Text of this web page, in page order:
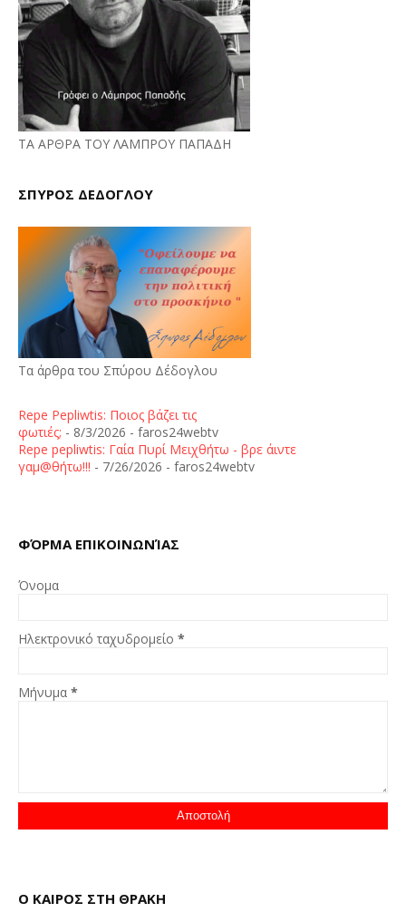
ΤΑ ΑΡΘΡΑ ΤΟΥ ΛΑΜΠΡΟΥ ΠΑΠΑΔΗ
ΣΠΥΡΟΣ ΔΕΔΟΓΛΟΥ
Τα άρθρα του Σπύρου Δέδογλου
Repe Pepliwtis: Ποιος βάζει τις
φωτιές; - 8/3/2026 - faros24webtv
Repe pepliwtis: Γαία Πυρί Μειχθήτω - βρε άιντε
γαμ@θήτω!!! - 7/26/2026 - faros24webtv
ΦΌΡΜΑ ΕΠΙΚΟΙΝΩΝΊΑΣ
Όνομα
Ηλεκτρονικό ταχυδρομείο *
Μήνυμα *
Ο ΚΑΙΡΟΣ ΣΤΗ ΘΡΑΚΗ